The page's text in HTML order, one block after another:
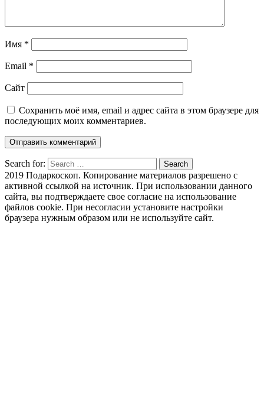
Имя *
Email *
Сайт
Сохранить моё имя, email и адрес сайта в этом браузере для
последующих моих комментариев.
Search for: Search
2019 Подаркоскоп. Копирование материалов разрешено с
активной ссылкой на источник. При использовании данного
сайта, вы подтверждаете свое согласие на использование
файлов cookie. При несогласии установите настройки
браузера нужным образом или не используйте сайт.